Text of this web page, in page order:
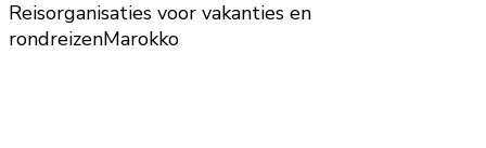
Reisorganisaties voor vakanties en
rondreizenMarokko